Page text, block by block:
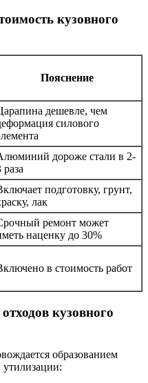
кузовного
Пояснение
дешевле, чем
силового
дороже стали в 2-
раза
подготовку, грунт,
лак
ремонт может
наценку до 30%
в стоимость работ
кузовного
образованием